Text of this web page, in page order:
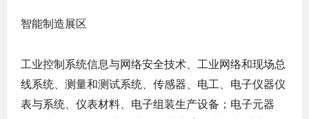
智能制造展区
工业控制系统信息与网络安全技术、工业网络和现场总
线系统、测量和测试系统、传感器、电工、电子仪器仪
表与系统、仪表材料、电子组装生产设备；电子元器